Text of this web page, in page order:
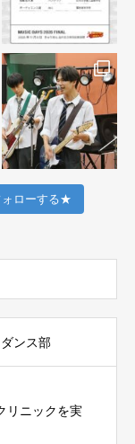
ォローする★
ダンス部
リニックを実